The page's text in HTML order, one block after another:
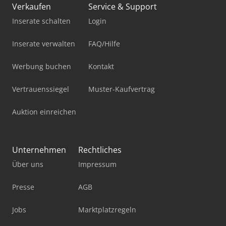
Verkaufen
Inserate schalten
Inserate verwalten
Werbung buchen
Vertrauenssiegel
Auktion einreichen
Service & Support
Login
FAQ/Hilfe
Kontakt
Muster-Kaufvertrag
Unternehmen
Über uns
Presse
Jobs
Rechtliches
Impressum
AGB
Marktplatzregeln